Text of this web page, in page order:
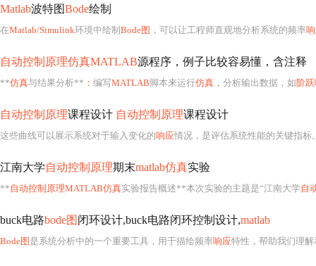
Matlab波特图Bode绘制
在Matlab/Simulink环境中绘制 Bode图 ，可以让工程师直观地分析系统的频率
自动控制原理仿真MATLAB源程序，例子比较容易懂，含注释
**仿真与结果分析** ： 编写MATLAB 脚本来运行仿真 ，分析输出数据，如阶
自动控制原理课程设计 自动控制原理课程设计
这些曲线可以展示系统对于输入变化的响应情况，是评估系统性能的关键指标
江南大学自动控制原理期末matlab仿真实验
**自动控制原理MATLAB仿真实验报告概述**本次实验的主题是“江南大学自
buck电路bode图 闭环设计,buck电路闭环控制设计,matlab
Bode图 是系统分析中的一个重要工具，用于描绘频率响应特性，帮助我们理解和设计闭环控